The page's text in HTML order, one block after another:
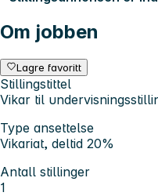
Om jobben
Lagre favoritt
Stillingstittel
Vikar til
Type ansettelse
Vikariat, deltid 20%
Antall stillinger
1